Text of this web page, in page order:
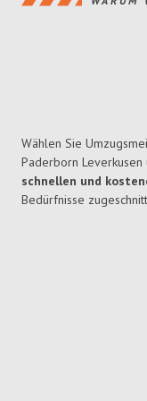
Wählen Sie
Paderborn
schnellen und
Bedürfnisse